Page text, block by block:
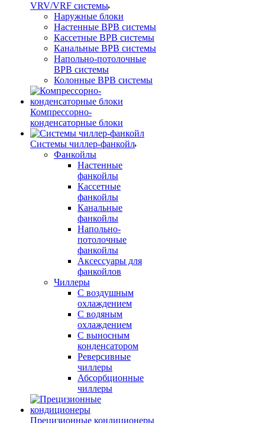
VRV/VRF системы
Наружные блоки
Настенные ВРВ системы
Кассетные ВРВ системы
Канальные ВРВ системы
Напольно-потолочные
ВРВ системы
Колонные ВРВ системы
Компрессорно-
конденсаторные блоки
Системы чиллер-фанкойл
Фанкойлы
Настенные
фанкойлы
Кассетные
фанкойлы
Канальные
фанкойлы
Напольно-
потолочные
фанкойлы
Аксессуары для
фанкойлов
Чиллеры
С воздушным
охлаждением
С водяным
охлаждением
С выносным
конденсатором
Реверсивные
чиллеры
Абсорбционные
чиллеры
Прецизионные кондиционеры